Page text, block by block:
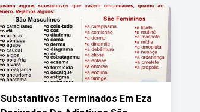
Substantivos Terminados Em Eza